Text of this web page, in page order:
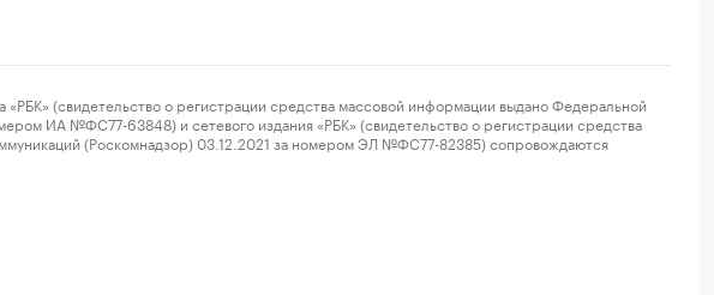
(свидетельство о регистрации средства массовой информации выдано Федеральной
ИА №ФС77-63848) и сетевого издания «РБК» (свидетельство о регистрации средства
(Роскомнадзор) 03.12.2021 за номером ЭЛ №ФС77-82385) сопровождаются